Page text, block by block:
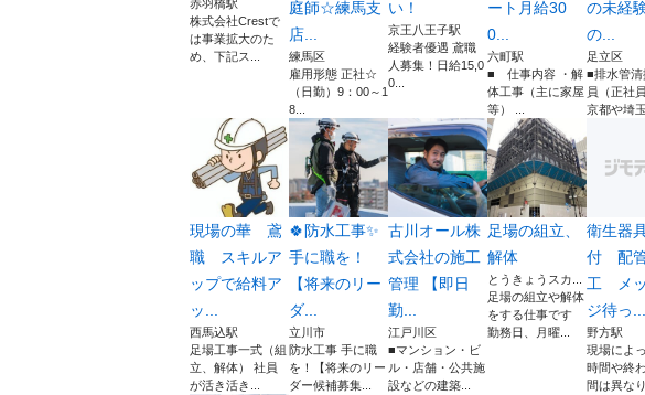
赤羽橋駅
株式会社Crestで
は事業拡大のた
め、下記ス...
庭師☆練馬支
店...
練馬区
雇用形態 正社☆
（日勤）9：00～1
8...
い！
京王八王子駅
経験者優遇 鳶職
人募集！日給15,0
0...
ート月給30
0...
六町駅
■ 仕事内容 ・解
体工事（主に家屋
等） ...
の未経
の...
足立区
■排水管清
員（正社
京都や埼玉
現場の華 鳶
職 スキルア
ップで給料ア
ッ...
西馬込駅
足場工事一式（組
立、解体） 社員
が活き活き...
🍀防水工事✨
手に職を！
【将来のリー
ダ...
立川市
防水工事 手に職
を！【将来のリー
ダー候補募集...
古川オール株
式会社の施工
管理 【即日
勤...
江戸川区
■マンション・ビ
ル・店舗・公共施
設などの建築...
足場の組立、
解体
とうきょうスカ...
足場の組立や解体
をする仕事です
勤務日、月曜...
衛生器
付 配
工 メ
ジ待っ...
野方駅
現場によ
時間や終
間は異なり